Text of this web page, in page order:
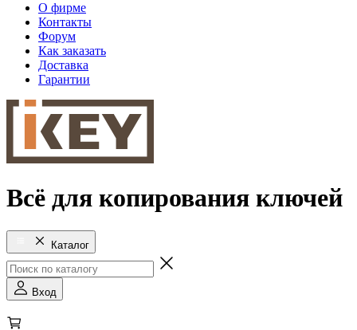
О фирме
Контакты
Форум
Как заказать
Доставка
Гарантии
Всё для копирования ключей
Каталог
Вход